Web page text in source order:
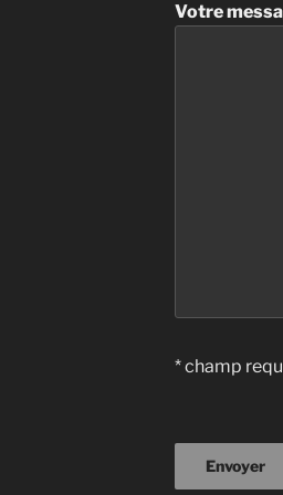
Votre
* champ